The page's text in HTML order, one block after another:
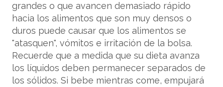
grandes o que avancen demasiado rápido
hacia los alimentos que son muy densos o
duros puede causar que los alimentos se
"atasquen", vómitos e irritación de la bolsa.
Recuerde que a medida que su dieta avanza
los líquidos deben permanecer separados de
los sólidos. Si bebe mientras come, empujará